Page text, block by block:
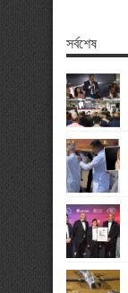
সর্বশেষ